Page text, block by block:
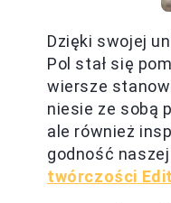
Dzięki swojej
Pol stał się
wiersze
niesie ze sobą
ale również
godność
twórczości